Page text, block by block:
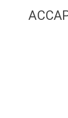
CUCINA